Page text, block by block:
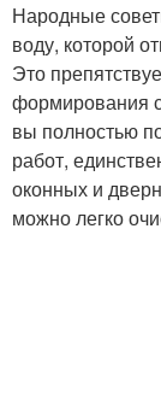
Народные
воду, которой
Это
формирования
вы полностью
работ,
оконных и
можно легко